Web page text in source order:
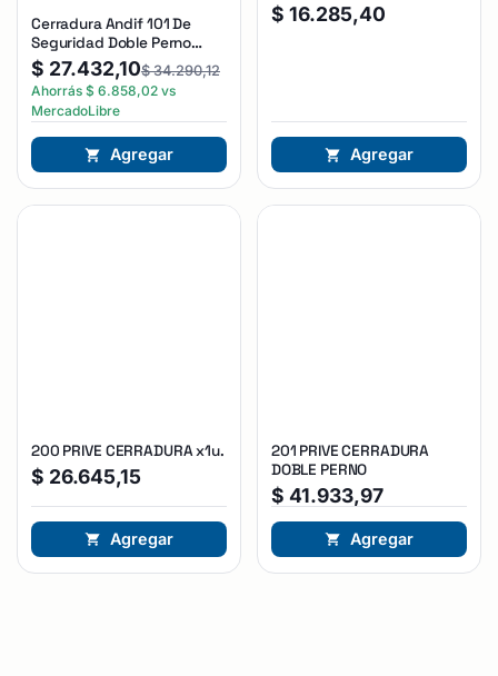
Cerradura Andif 101 De
Seguridad Doble Perno
Reforzada Plateado
$ 27.432,10$34.290,12
Ahorrás $ 6.858,02 vs
MercadoLibre
Agregar
$ 16.285,40
Agregar
200 PRIVE CERRADURA x1u.
$ 26.645,15
Agregar
201 PRIVE CERRADURA
DOBLE PERNO
$ 41.933,97
Agregar